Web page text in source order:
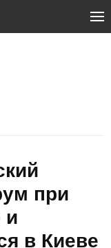
при
и
в Киеве